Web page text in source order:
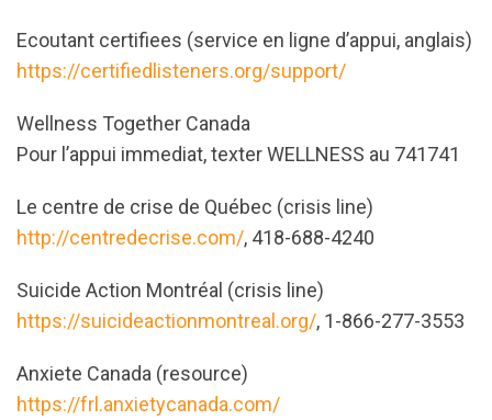
Ecoutant certifiees (service en ligne d’appui, anglais)
https://certifiedlisteners.org/support/
Wellness Together Canada
Pour l’appui immediat, texter WELLNESS au 741741
Le centre de crise de Québec (crisis line)
http://centredecrise.com/, 418-688-4240
Suicide Action Montréal (crisis line)
https://suicideactionmontreal.org/, 1-866-277-3553
Anxiete Canada (resource)
https://frl.anxietycanada.com/